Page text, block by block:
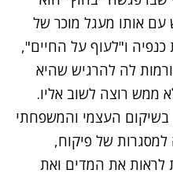
עם אותו מעגל מוכר של
ו"לעוף על החיים",
לה להרגיש שהיא
ממש רוצה לשוב אליו.
העצמי והמשפחתי
למסגרות של פיקוח,
לראות את המדים ואת